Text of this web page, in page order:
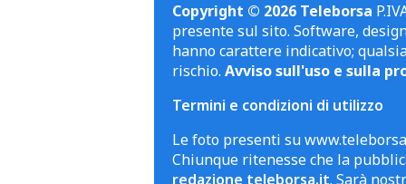
Copyright © 2026 Teleborsa
presente sul sito. Software,
hanno carattere indicativo;
rischio. Avviso sull'uso e sulla
Termini e condizioni di utilizzo
Le foto presenti su
Chiunque ritenesse che la
redazione teleborsa.it. Sarà